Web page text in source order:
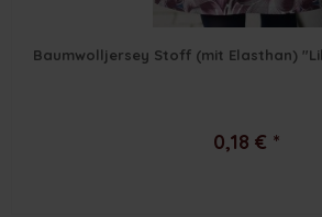
Baumwolljersey Stoff (mit Elasthan)
0,18 € *